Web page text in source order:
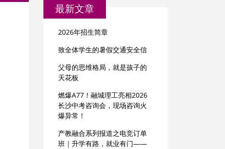
最新文章
2026年招生简章
致全体学生的暑假交通安全信
父母的思维格局，就是孩子的
天花板
燃爆A77！融城理工亮相2026
长沙中考咨询会，现场咨询火
爆异常！
产教融合系列报道之电竞订单
班｜升学有路，就业有门——